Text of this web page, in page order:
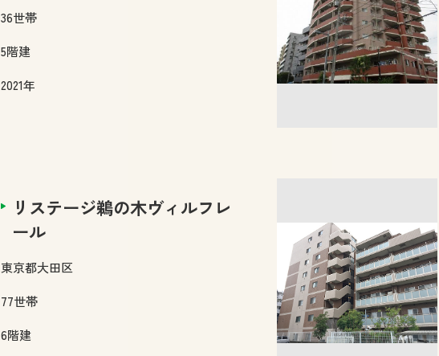
36世帯
5階建
2021年
リステージ鵜の木ヴィルフレ
ール
東京都大田区
77世帯
6階建